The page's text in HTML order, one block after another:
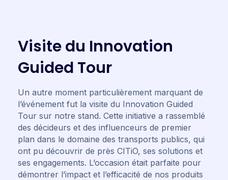
Visitedu Innovation
Guided Tour
Un autre moment particulièrement marquant de
l’événement fut la visite du Innovation Guided
Tour sur notre stand. Cette initiative a rassemblé
des décideurs et des influenceurs de premier
plan dans le domaine des transports publics, qui
ont pu découvrir de près CITiO, ses solutions et
ses engagements. L’occasion était parfaite pour
démontrer l’impact et l’efficacité de nos produits